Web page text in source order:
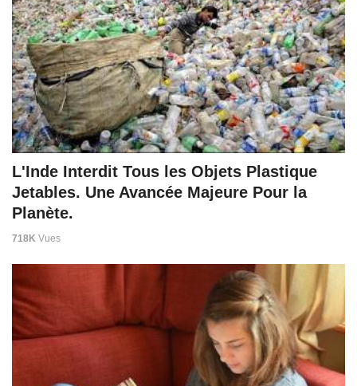
L'Inde Interdit Tous les Objets Plastique
Jetables. Une Avancée Majeure Pour la
Planète.
718K Vues